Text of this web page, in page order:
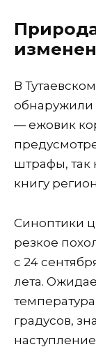
В
— ежовик
штрафы, так
книгу
Синоптики
резкое
с 24
лета.
температура
градусов,